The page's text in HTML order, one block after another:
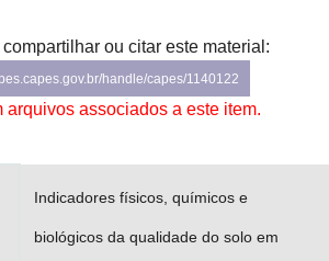
ou citar este material:
handle/capes/1140122
arquivos associados a este item.
Indicadores físicos, químicos e
biológicos da qualidade do solo em